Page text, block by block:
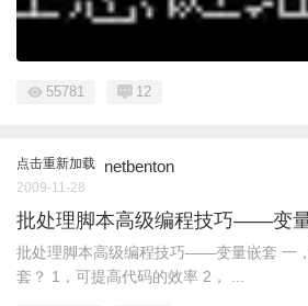
55781 12
点击重新加载 netbenton
2009-11-28
批处理脚本高级编程技巧——变
批处理脚本高级编程技巧——变量嵌套 一
套？ 1，可提高代码的效率 2， ...